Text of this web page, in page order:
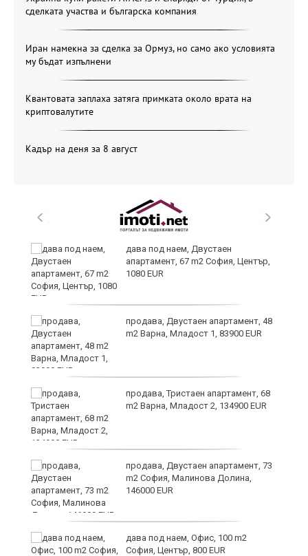
сделката участва и българска компания
Иран намекна за сделка за Ормуз, но само ако условията
му бъдат изпълнени
Квантовата заплаха затяга примката около врата на
криптовалутите
Кадър на деня за 8 август
дава под наем, Двустаен
апартамент, 67 m2 София, Център,
1080 EUR
продава, Двустаен апартамент, 48
m2 Варна, Младост 1, 83900 EUR
продава, Тристаен апартамент, 68
m2 Варна, Младост 2, 134900 EUR
продава, Двустаен апартамент, 73
m2 София, Малинова Долина,
146000 EUR
дава под наем, Офис, 100 m2
София, Център, 800 EUR